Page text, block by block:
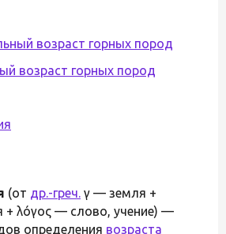
возраст горных пород
возраст горных пород
(от др.-греч. γῆ — земля +
+ λόγος — слово, учение) —
определения возраста